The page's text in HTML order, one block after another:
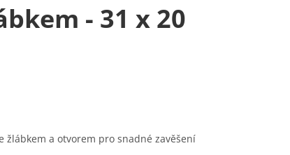
- 31 x 20
žlábkem a otvorem pro snadné zavěšení